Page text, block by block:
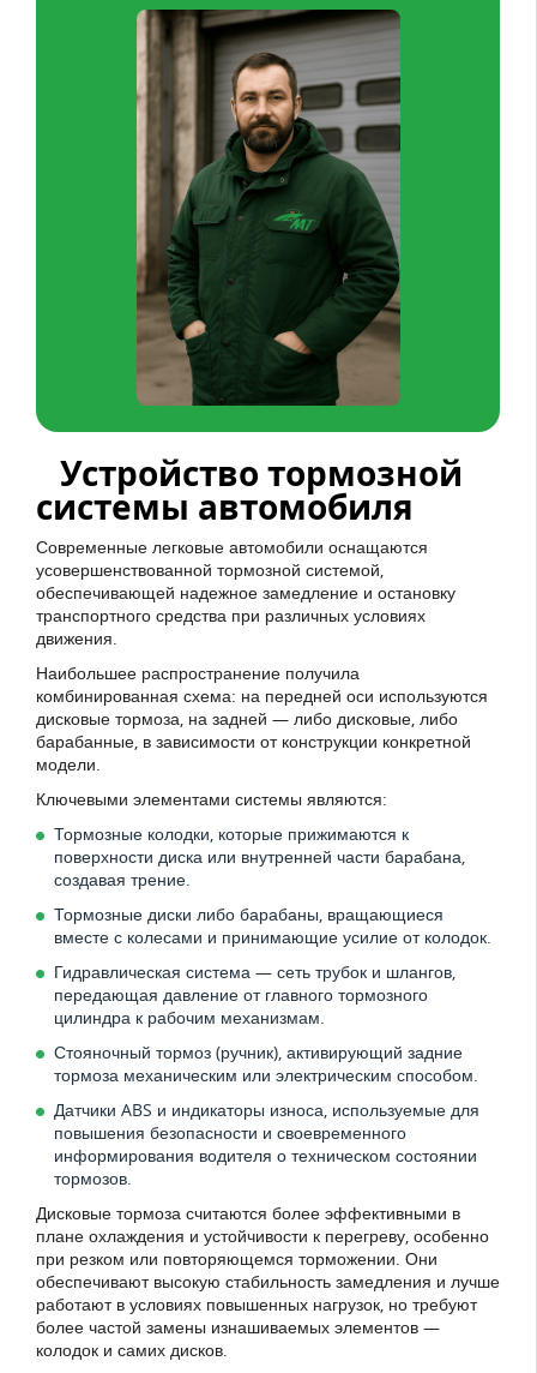
Устройство тормозной
системы автомобиля
Современные легковые автомобили оснащаются
усовершенствованной тормозной системой,
обеспечивающей надежное замедление и остановку
транспортного средства при различных условиях
движения.
Наибольшее распространение получила
комбинированная схема: на передней оси используются
дисковые тормоза, на задней — либо дисковые, либо
барабанные, в зависимости от конструкции конкретной
модели.
Ключевыми элементами системы являются:
Тормозные колодки, которые прижимаются к
поверхности диска или внутренней части барабана,
создавая трение.
Тормозные диски либо барабаны, вращающиеся
вместе с колесами и принимающие усилие от колодок.
Гидравлическая система — сеть трубок и шлангов,
передающая давление от главного тормозного
цилиндра к рабочим механизмам.
Стояночный тормоз (ручник), активирующий задние
тормоза механическим или электрическим способом.
Датчики ABS и индикаторы износа, используемые для
повышения безопасности и своевременного
информирования водителя о техническом состоянии
тормозов.
Дисковые тормоза считаются более эффективными в
плане охлаждения и устойчивости к перегреву, особенно
при резком или повторяющемся торможении. Они
обеспечивают высокую стабильность замедления и лучше
работают в условиях повышенных нагрузок, но требуют
более частой замены изнашиваемых элементов —
колодок и самих дисков.